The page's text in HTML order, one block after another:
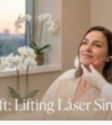
dado un salto
del Endolift. Si